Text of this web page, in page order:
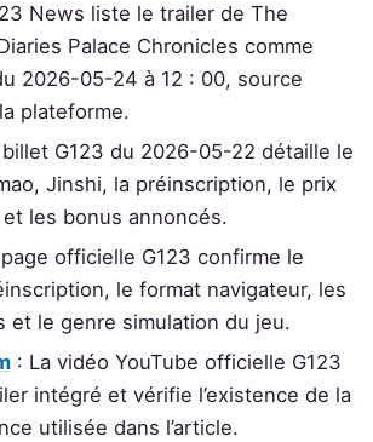
News liste le trailer de The
Palace Chronicles comme
2026-05-24 à 12 : 00, source
plateforme.
G123 du 2026-05-22 détaille le
Jinshi, la préinscription, le prix
les bonus annoncés.
officielle G123 confirme le
le format navigateur, les
et le genre simulation du jeu.
: La vidéo YouTube officielle G123
intégré et vérifie l’existence de la
utilisée dans l’article.